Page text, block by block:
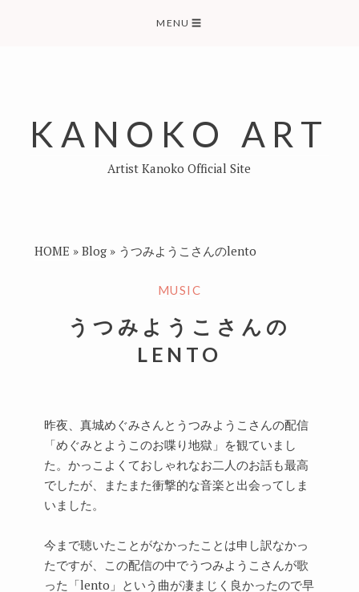
MENU☰
KANOKO ART
Artist Kanoko Official Site
HOME » Blog» うつみようこさんのlento
MUSIC
うつみようこさんの
LENTO
昨夜、真城めぐみさんとうつみようこさんの配信
「めぐみとようこのお喋り地獄」を観ていまし
た。かっこよくておしゃれなお二人のお話も最高
でしたが、またまた衝撃的な音楽と出会ってしま
いました。
今まで聴いたことがなかったことは申し訳なかっ
たですが、この配信の中でうつみようこさんが歌
った「lento」という曲が凄まじく良かったので早